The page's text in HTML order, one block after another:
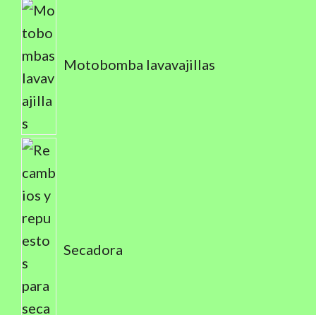
Motobomba lavavajillas
Secadora